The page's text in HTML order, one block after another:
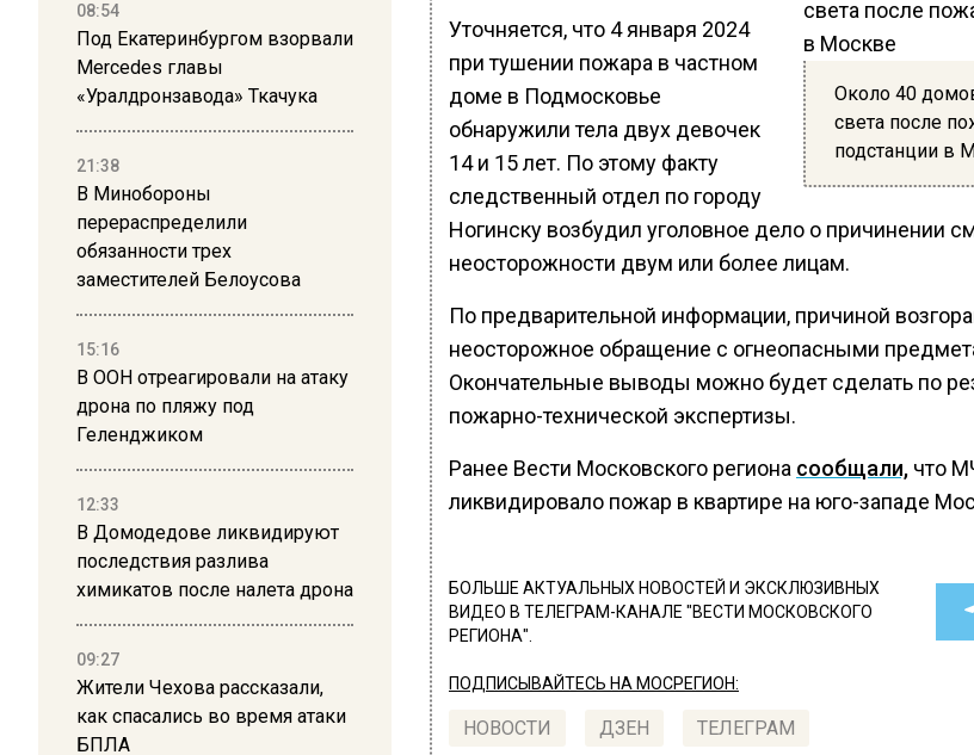
08:54
Под Екатеринбургом взорвали
Mercedes главы
«Уралдронзавода» Ткачука
21:38
В Минобороны
перераспределили
обязанности трех
заместителей Белоусова
15:16
В ООН отреагировали на атаку
дрона по пляжу под
Геленджиком
12:33
В Домодедове ликвидируют
последствия разлива
химикатов после налета дрона
09:27
Жители Чехова рассказали,
как спасались во время атаки
БПЛА
Около 40
света после
подстанции в
Уточняется, что 4 января 2024
при тушении пожара в частном
доме в Подмосковье
обнаружили тела двух девочек
14 и 15 лет. По этому факту
следственный отдел по городу
Ногинску возбудил уголовное дело о причинении
неосторожности двум или более лицам.
По предварительной информации, причиной
неосторожное обращение с огнеопасными
Окончательные выводы можно будет сделать по
пожарно-технической экспертизы.
Ранее Вести Московского региона сообщали,что
ликвидировало пожар в квартире на юго-западе
БОЛЬШЕ АКТУАЛЬНЫХ НОВОСТЕЙ И ЭКСКЛЮЗИВНЫХ
ВИДЕО В ТЕЛЕГРАМ-КАНАЛЕ "ВЕСТИ МОСКОВСКОГО
РЕГИОНА".
ПОДПИСЫВАЙТЕСЬ НА МОСРЕГИОН:
НОВОСТИ ДЗЕН ТЕЛЕГРАМ